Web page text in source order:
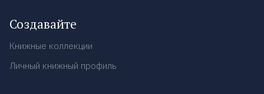
Создавайте
Книжные коллекции
Личный книжный профиль